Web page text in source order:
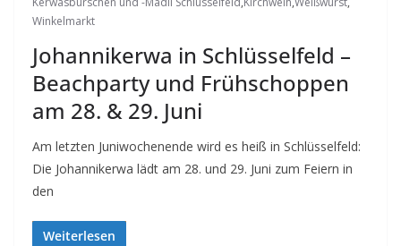
Winkelmarkt
Johannikerwa in Schlüsselfeld –
Beachparty und Frühschoppen
am 28. & 29. Juni
Am letzten Juniwochenende wird es heiß in Schlüsselfeld:
Die Johannikerwa lädt am 28. und 29. Juni zum Feiern in
den
Weiterlesen